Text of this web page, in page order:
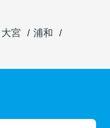
大宮
浦和